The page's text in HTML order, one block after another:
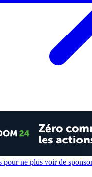
pour ne plus voir de